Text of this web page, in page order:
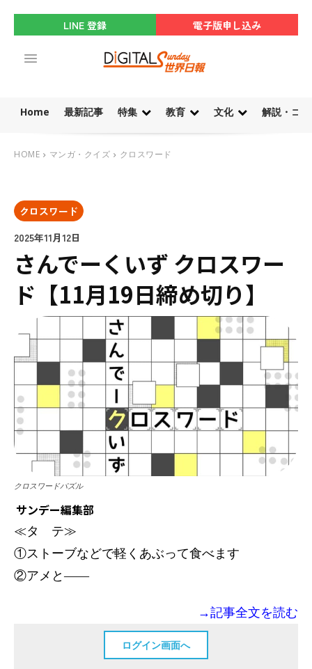
LINE 登録 電子版申し込み
Home 最新記事 特集 教育 文化 解説・コ
HOME マンガ・クイズ クロスワード
クロスワード
2025年11月12日
さんでーくいず クロスワー
ド【11月19日締め切り】
クロスワードパズル
サンデー編集部
≪タ テ≫
①ストーブなどで軽くあぶって食べます
②アメと――
→記事全文を読む
ログイン画面へ